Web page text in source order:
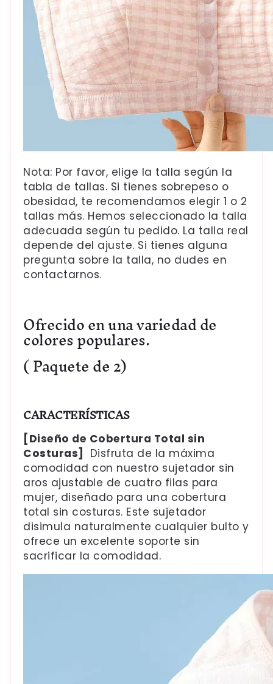
Nota: Por favor, elige la talla según la
tabla de tallas. Si tienes sobrepeso o
obesidad, te recomendamos elegir 1 o 2
tallas más. Hemos seleccionado la talla
adecuada según tu pedido. La talla real
depende del ajuste. Si tienes alguna
pregunta sobre la talla, no dudes en
contactarnos.
Ofrecido en una variedad de
colores populares.
(Paquete de 2)
CARACTERÍSTICAS
[Diseño de Cobertura Total sin
Costuras]
Disfruta de la máxima
comodidad con nuestro sujetador sin
aros ajustable de cuatro filas para
mujer, diseñado para una cobertura
total sin costuras. Este sujetador
disimula naturalmente cualquier bulto y
ofrece un excelente soporte sin
sacrificar la comodidad.